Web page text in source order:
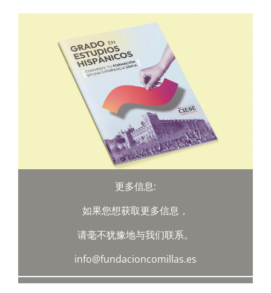
更多信息:
如果您想获取更多信息，
请毫不犹豫地与我们联系。
info@fundacioncomillas.es